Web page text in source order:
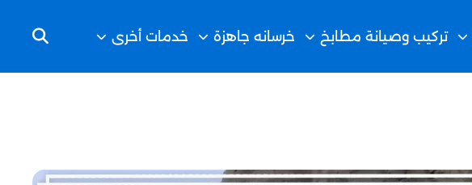
تركيب وصيانة مطابخ خرسانه جاهزة خدمات أخرى